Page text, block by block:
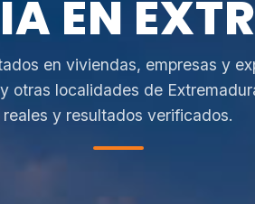
EN
en viviendas, empresas y
y otras localidades de
reales y resultados verificados.